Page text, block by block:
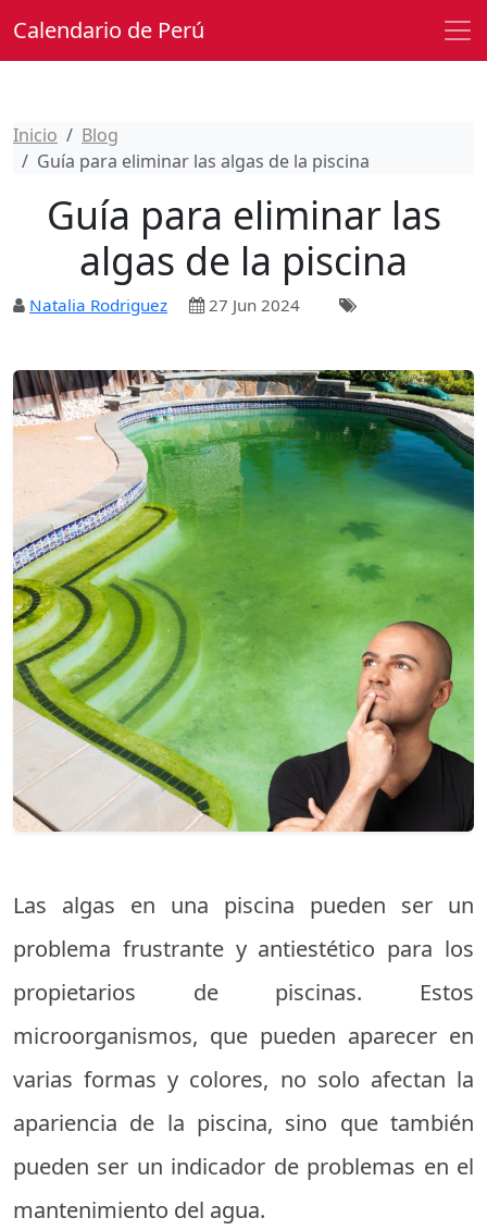
Calendario de Perú
Inicio
Blog
Guía para eliminar las algas de la piscina
Guía para eliminar las
algas de la piscina
Natalia Rodriguez 27 Jun 2024
Las algas en una piscina pueden ser un
problema frustrante y antiestético para los
propietarios de piscinas. Estos
microorganismos, que pueden aparecer en
varias formas y colores, no solo afectan la
apariencia de la piscina, sino que también
pueden ser un indicador de problemas en el
mantenimiento del agua.